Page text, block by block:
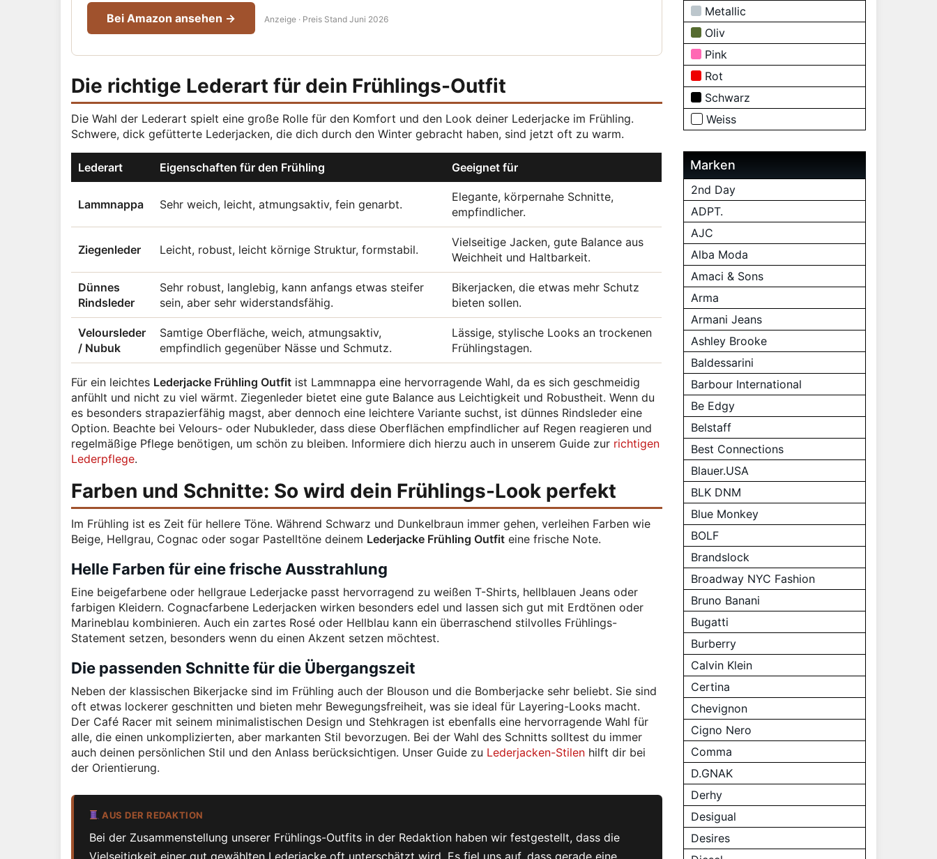
Bei Amazon ansehen → Anzeige · Preis Stand Juni 2026
Die richtige Lederart für dein Frühlings-Outfit
Die Wahl der Lederart spielt eine große Rolle für den Komfort und den Look deiner Lederjacke im Frühling.
Schwere, dick gefütterte Lederjacken, die dich durch den Winter gebracht haben, sind jetzt oft zu warm.
Lederart Eigenschaften für den Frühling Geeignet für
Lammnappa Sehr weich, leicht, atmungsaktiv, fein genarbt.
Elegante, körpernahe Schnitte,
empfindlicher.
Ziegenleder Leicht, robust, leicht körnige Struktur, formstabil.
Vielseitige Jacken, gute Balance aus
Weichheit und Haltbarkeit.
Dünnes
Rindsleder
Sehr robust, langlebig, kann anfangs etwas steifer
sein, aber sehr widerstandsfähig.
Bikerjacken, die etwas mehr Schutz
bieten sollen.
Veloursleder
/ Nubuk
Samtige Oberfläche, weich, atmungsaktiv,
empfindlich gegenüber Nässe und Schmutz.
Lässige, stylische Looks an trockenen
Frühlingstagen.
Für ein leichtes Lederjacke Frühling Outfit ist Lammnappa eine hervorragende Wahl, da es sich geschmeidig
anfühlt und nicht zu viel wärmt. Ziegenleder bietet eine gute Balance aus Leichtigkeit und Robustheit. Wenn du
es besonders strapazierfähig magst, aber dennoch eine leichtere Variante suchst, ist dünnes Rindsleder eine
Option. Beachte bei Velours- oder Nubukleder, dass diese Oberflächen empfindlicher auf Regen reagieren und
regelmäßige Pflege benötigen, um schön zu bleiben. Informiere dich hierzu auch in unserem Guide zur richtigen
Lederpflege.
Farben und Schnitte: So wird dein Frühlings-Look perfekt
Im Frühling ist es Zeit für hellere Töne. Während Schwarz und Dunkelbraun immer gehen, verleihen Farben wie
Beige, Hellgrau, Cognac oder sogar Pastelltöne deinem Lederjacke Frühling Outfit eine frische Note.
Helle Farben für eine frische Ausstrahlung
Eine beigefarbene oder hellgraue Lederjacke passt hervorragend zu weißen T-Shirts, hellblauen Jeans oder
farbigen Kleidern. Cognacfarbene Lederjacken wirken besonders edel und lassen sich gut mit Erdtönen oder
Marineblau kombinieren. Auch ein zartes Rosé oder Hellblau kann ein überraschend stilvolles Frühlings-
Statement setzen, besonders wenn du einen Akzent setzen möchtest.
Die passenden Schnitte für die Übergangszeit
Neben der klassischen Bikerjacke sind im Frühling auch der Blouson und die Bomberjacke sehr beliebt. Sie sind
oft etwas lockerer geschnitten und bieten mehr Bewegungsfreiheit, was sie ideal für Layering-Looks macht.
Der Café Racer mit seinem minimalistischen Design und Stehkragen ist ebenfalls eine hervorragende Wahl für
alle, die einen unkomplizierten, aber markanten Stil bevorzugen. Bei der Wahl des Schnitts solltest du immer
auch deinen persönlichen Stil und den Anlass berücksichtigen. Unser Guide zu Lederjacken-Stilen hilft dir bei
der Orientierung.
AUS DER REDAKTION
Bei der Zusammenstellung unserer Frühlings-Outfits in der Redaktion haben wir festgestellt, dass die
Vielseitigkeit einer gut gewählten Lederjacke oft unterschätzt wird. Es fiel uns auf, dass gerade eine
Metallic
Oliv
Pink
Rot
Schwarz
Weiss
Marken
2nd Day
ADPT.
AJC
Alba Moda
Amaci & Sons
Arma
Armani Jeans
Ashley Brooke
Baldessarini
Barbour International
Be Edgy
Belstaff
Best Connections
Blauer.USA
BLK DNM
Blue Monkey
BOLF
Brandslock
Broadway NYC Fashion
Bruno Banani
Bugatti
Burberry
Calvin Klein
Certina
Chevignon
Cigno Nero
Comma
D.GNAK
Derhy
Desigual
Desires